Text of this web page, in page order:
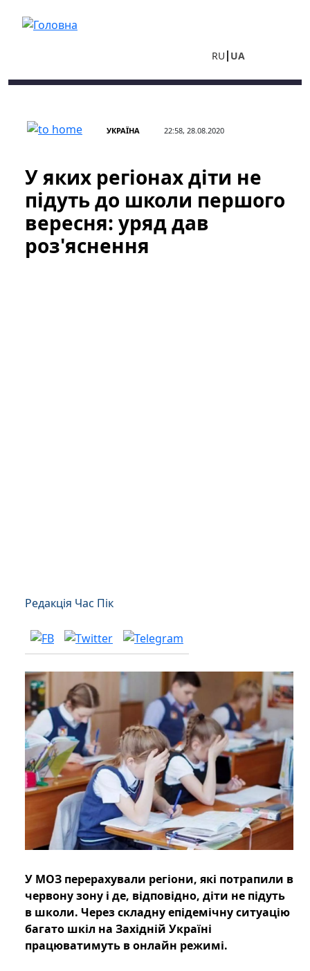
RU UA
УКРАЇНА 22:58, 28.08.2020
У яких регіонах діти не
підуть до школи першого
вересня: уряд дав
роз'яснення
Редакція Час Пік
У МОЗ перерахували регіони, які потрапили в
червону зону і де, відповідно, діти не підуть
в школи. Через складну епідемічну ситуацію
багато шкіл на Західній Україні
працюватимуть в онлайн режимі.